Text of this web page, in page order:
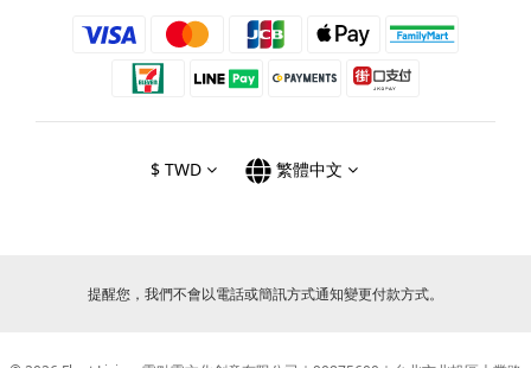
$ TWD 繁體中文
提醒您，我們不會以電話或簡訊方式通知變更付款方式。